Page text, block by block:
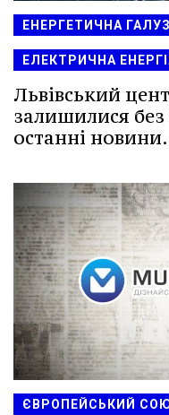
ЕНЕРГЕТИЧНА
ЕЛЕКТРИЧНА
Львівський
залишилися
останні новини.
ЄВРОПЕЙСЬКИЙ